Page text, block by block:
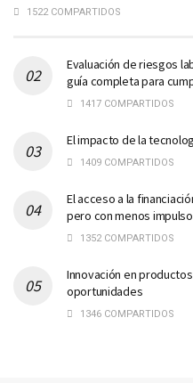
1522 COMPARTIDOS
Evaluación de riesgos
guía completa para
1417 COMPARTIDOS
El impacto de la
1409 COMPARTIDOS
El acceso a la
pero con menos impulso
1352 COMPARTIDOS
Innovación en
oportunidades
1346 COMPARTIDOS